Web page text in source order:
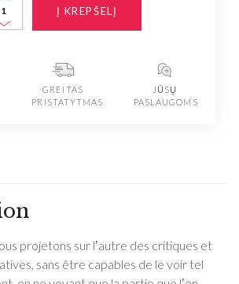
Į KREPŠELĮ
GREITAS
PRISTATYTMAS
JŪSŲ
PASLAUGOMS
projetons sur lʼautre des critiques et
sans être capables de le voir tel